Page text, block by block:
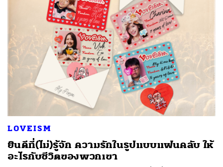
LOVEISM
ยินดีที่(ไม่)รู้จัก ความรักในรูปแบบแฟนคลับ ให้
อะไรกับชีวิตของพวกเขา